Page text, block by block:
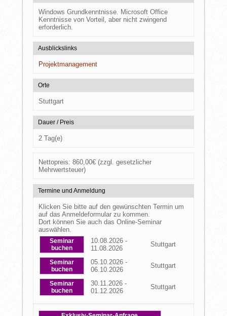
Windows Grundkenntnisse. Microsoft Office
Kenntnisse von Vorteil, aber nicht zwingend
erforderlich.
Ausblickslinks
Projektmanagement
Orte
Stuttgart
Dauer / Preis
2 Tag(e)
Nettopreis: 860,00€(zzgl. gesetzlicher
Mehrwertsteuer)
Termine und Anmeldung
Klicken Sie bitte auf den gewünschten Termin um
auf das Anmeldeformular zu kommen.
Dort können Sie auch das Online-Seminar
auswählen.
Seminar
buchen
10.08.2026 -
11.08.2026
Stuttgart
Seminar
buchen
05.10.2026 -
06.10.2026
Stuttgart
Seminar
buchen
30.11.2026 -
01.12.2026
Stuttgart